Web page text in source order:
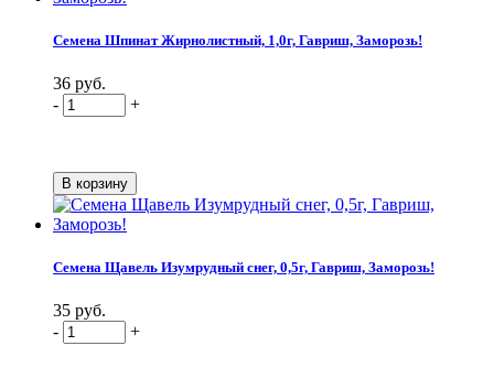
Семена Шпинат Жирнолистный, 1,0г, Гавриш, Заморозь!
36 руб.
-
+
Семена Щавель Изумрудный снег, 0,5г, Гавриш, Заморозь!
35 руб.
-
+